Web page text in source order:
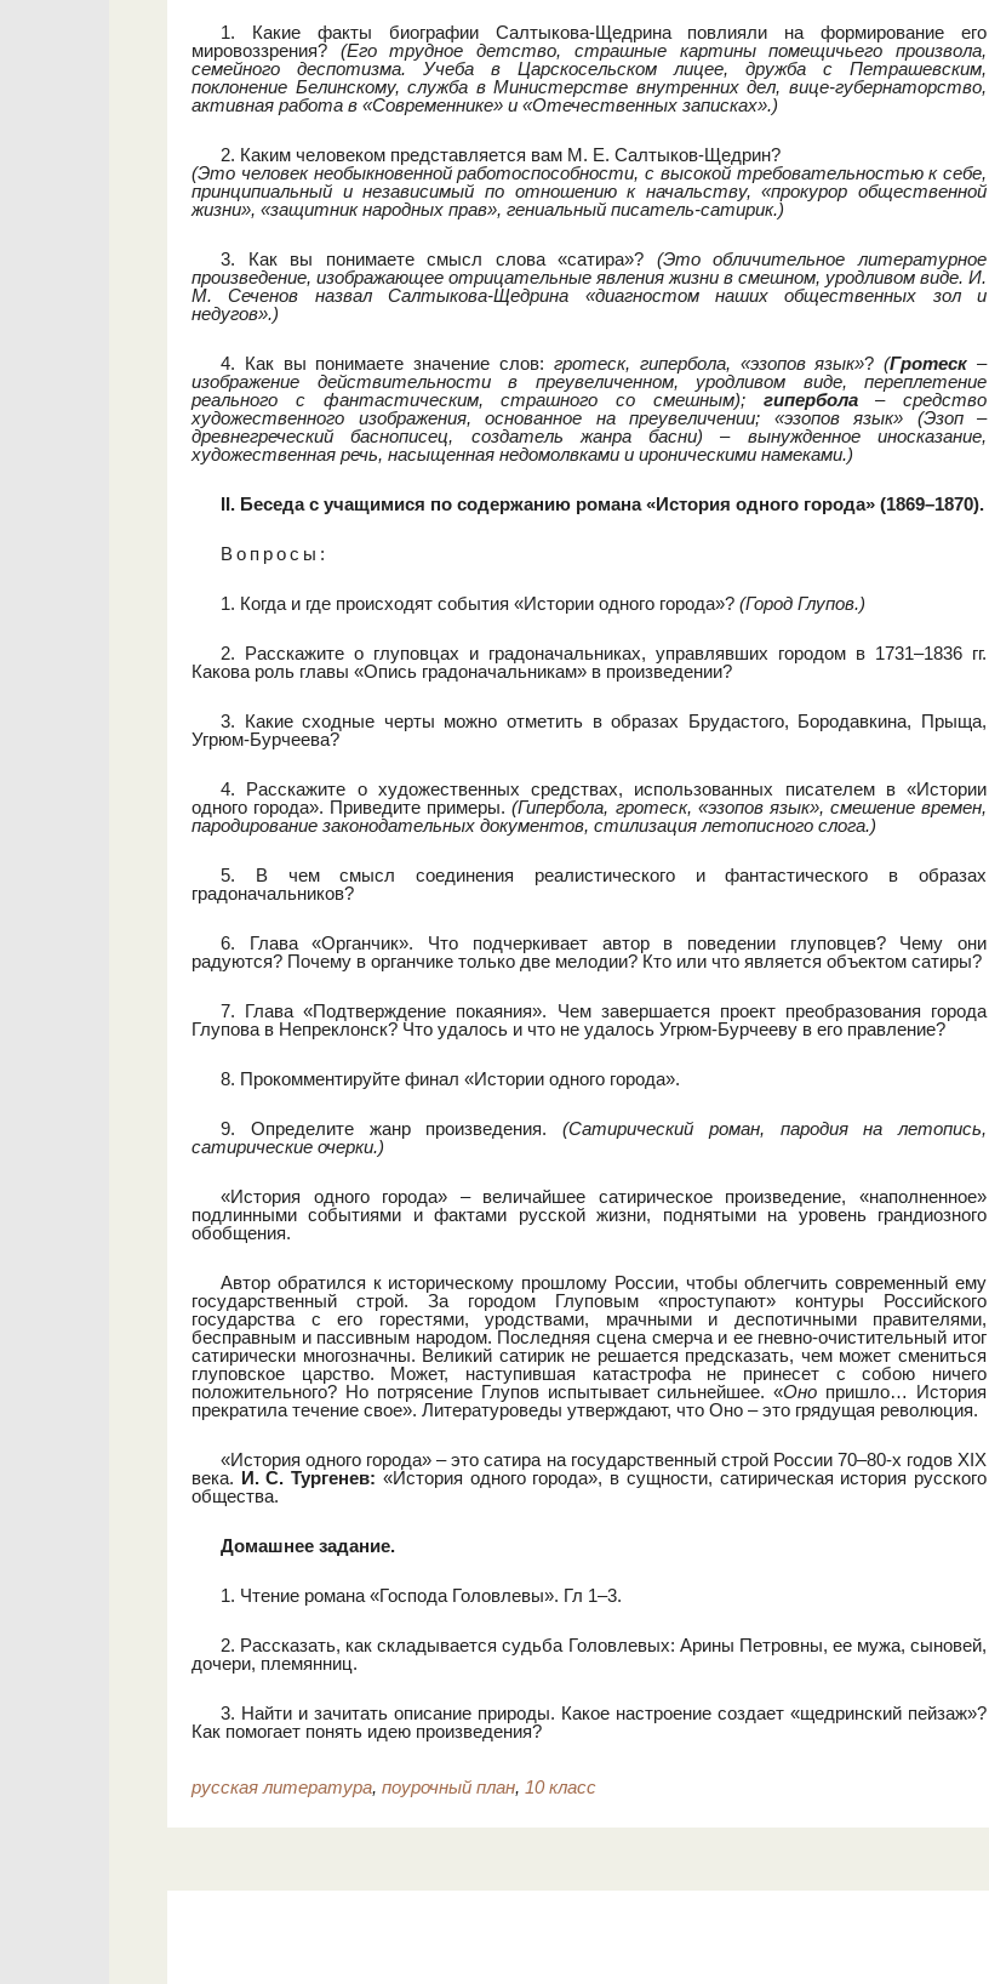
1. Какие факты биографии Салтыкова-Щедрина повлияли на формирование его
мировоззрения? (Его трудное детство, страшные картины помещичьего произвола,
семейного деспотизма. Учеба в Царскосельском лицее, дружба с Петрашевским,
поклонение Белинскому, служба в Министерстве внутренних дел, вице-губернаторство,
активная работа в «Современнике» и «Отечественных записках».)
2. Каким человеком представляется вам М. Е. Салтыков-Щедрин?
(Это человек необыкновенной работоспособности, с высокой требовательностью к себе,
принципиальный и независимый по отношению к начальству, «прокурор общественной
жизни», «защитник народных прав», гениальный писатель-сатирик.)
3. Как вы понимаете смысл слова «сатира»? (Это обличительное литературное
произведение, изображающее отрицательные явления жизни в смешном, уродливом виде. И.
М. Сеченов назвал Салтыкова-Щедрина «диагностом наших общественных зол и
недугов».)
4. Как вы понимаете значение слов: гротеск, гипербола, «эзопов язык»?(Гротеск –
изображение действительности в преувеличенном, уродливом виде, переплетение
реального с фантастическим, страшного со смешным); гипербола– средство
художественного изображения, основанное на преувеличении; «эзопов язык» (Эзоп –
древнегреческий баснописец, создатель жанра басни) – вынужденное иносказание,
художественная речь, насыщенная недомолвками и ироническими намеками.)
II. Беседа с учащимися по содержанию романа «История одного города» (1869–1870).
Вопросы :
1. Когда и где происходят события «Истории одного города»? (Город Глупов.)
2. Расскажите о глуповцах и градоначальниках, управлявших городом в 1731–1836 гг.
Какова роль главы «Опись градоначальникам» в произведении?
3. Какие сходные черты можно отметить в образах Брудастого, Бородавкина, Прыща,
Угрюм-Бурчеева?
4. Расскажите о художественных средствах, использованных писателем в «Истории
одного города». Приведите примеры.(Гипербола, гротеск, «эзопов язык», смешение времен,
пародирование законодательных документов, стилизация летописного слога.)
5. В чем смысл соединения реалистического и фантастического в образах
градоначальников?
6. Глава «Органчик». Что подчеркивает автор в поведении глуповцев? Чему они
радуются? Почему в органчике только две мелодии? Кто или что является объектом сатиры?
7. Глава «Подтверждение покаяния». Чем завершается проект преобразования города
Глупова в Непреклонск? Что удалось и что не удалось Угрюм-Бурчееву в его правление?
8. Прокомментируйте финал «Истории одного города».
9. Определите жанр произведения. (Сатирический роман, пародия на летопись,
сатирические очерки.)
«История одного города» – величайшее сатирическое произведение, «наполненное»
подлинными событиями и фактами русской жизни, поднятыми на уровень грандиозного
обобщения.
Автор обратился к историческому прошлому России, чтобы облегчить современный ему
государственный строй. За городом Глуповым «проступают» контуры Российского
государства с его горестями, уродствами, мрачными и деспотичными правителями,
бесправным и пассивным народом. Последняя сцена смерча и ее гневно-очистительный итог
сатирически многозначны. Великий сатирик не решается предсказать, чем может смениться
глуповское царство. Может, наступившая катастрофа не принесет с собою ничего
положительного? Но потрясение Глупов испытывает сильнейшее. «Оно пришло… История
прекратила течение свое». Литературоведы утверждают, что Оно – это грядущая революция.
«История одного города» – это сатира на государственный строй России 70–80-х годов XIX
века. И. С. Тургенев: «История одного города», в сущности, сатирическая история русского
общества.
Домашнее задание.
1. Чтение романа «Господа Головлевы». Гл 1–3.
2. Рассказать, как складывается судьба Головлевых: Арины Петровны, ее мужа, сыновей,
дочери, племянниц.
3. Найти и зачитать описание природы. Какое настроение создает «щедринский пейзаж»?
Как помогает понять идею произведения?
русская литература, поурочный план, 10 класс